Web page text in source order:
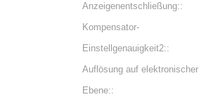
Anzeigenentschließung::
Kompensator-
Einstellgenauigkeit2::
Auflösung auf elektronischer
Ebene::